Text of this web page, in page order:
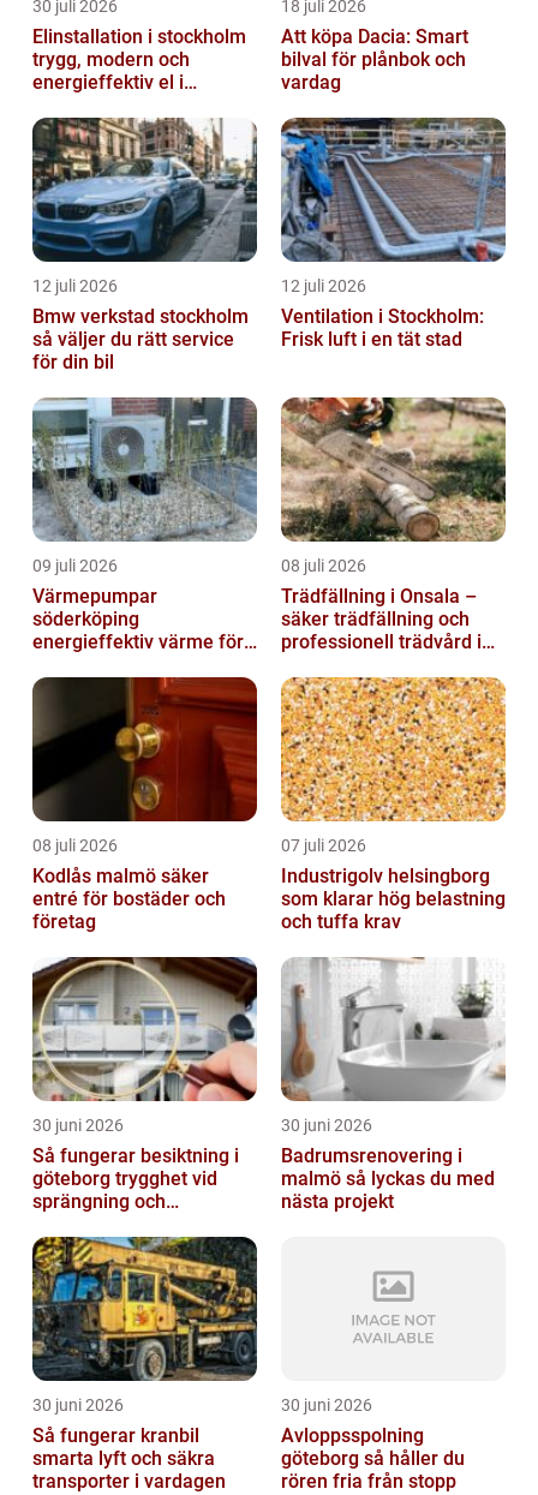
30 juli 2026
Elinstallation i stockholm
trygg, modern och
energieffektiv el i
18 juli 2026
Att köpa Dacia: Smart
bilval för plånbok och
vardag
12 juli 2026
Bmw verkstad stockholm
så väljer du rätt service
för din bil
12 juli 2026
Ventilation i Stockholm:
Frisk luft i en tät stad
09 juli 2026
Värmepumpar
söderköping
energieffektiv värme för
08 juli 2026
Trädfällning i Onsala –
säker trädfällning och
professionell trädvård i
08 juli 2026
Kodlås malmö säker
entré för bostäder och
företag
07 juli 2026
Industrigolv helsingborg
som klarar hög belastning
och tuffa krav
30 juni 2026
Så fungerar besiktning i
göteborg trygghet vid
sprängning och
30 juni 2026
Badrumsrenovering i
malmö så lyckas du med
nästa projekt
30 juni 2026
Så fungerar kranbil
smarta lyft och säkra
transporter i vardagen
30 juni 2026
Avloppsspolning
göteborg så håller du
rören fria från stopp